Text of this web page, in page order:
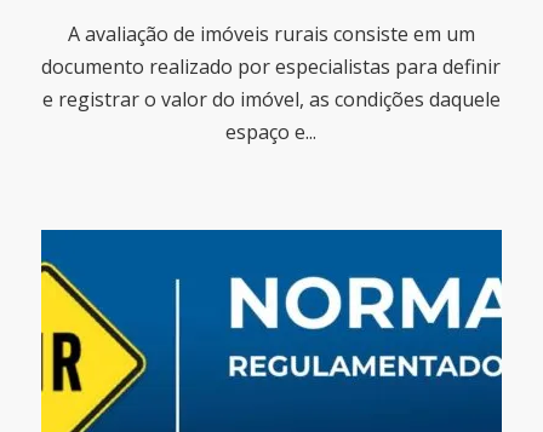
A avaliação de imóveis rurais consiste em um
documento realizado por especialistas para definir
e registrar o valor do imóvel, as condições daquele
espaço e...